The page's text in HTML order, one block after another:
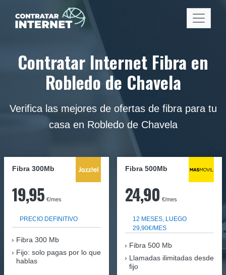
Contratar Internet Fibra en
Robledo de Chavela
Verifica las mejores de ofertas de fibra para tu
casa en Robledo de Chavela
Fibra 300Mb
19,95 €/mes
PRECIO DEFINITIVO
Fibra 300 Mb
Fijo: solo pagas por lo que
hablas
Fibra 500Mb
24,90 €/mes
12 MESES, LUEGO
29,90€/MES
Fibra 500 Mb
Llamadas ilimitadas desde
fijo